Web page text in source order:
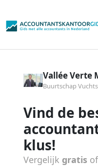
Vallée Verte
Buurtschap
Vind de
klus!
Vergelijk gratis